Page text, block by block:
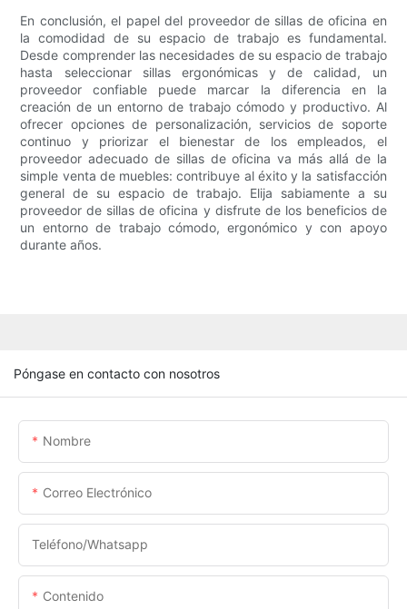
En conclusión, el papel del proveedor de sillas de oficina en
la comodidad de su espacio de trabajo es fundamental.
Desde comprender las necesidades de su espacio de trabajo
hasta seleccionar sillas ergonómicas y de calidad, un
proveedor confiable puede marcar la diferencia en la
creación de un entorno de trabajo cómodo y productivo. Al
ofrecer opciones de personalización, servicios de soporte
continuo y priorizar el bienestar de los empleados, el
proveedor adecuado de sillas de oficina va más allá de la
simple venta de muebles: contribuye al éxito y la satisfacción
general de su espacio de trabajo. Elija sabiamente a su
proveedor de sillas de oficina y disfrute de los beneficios de
un entorno de trabajo cómodo, ergonómico y con apoyo
durante años.
Póngase en contacto con nosotros
Nombre
Correo Electrónico
Teléfono/whatsapp
Contenido